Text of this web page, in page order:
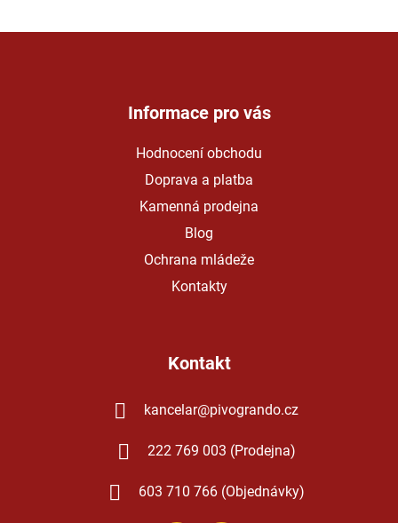
Informace pro vás
Hodnocení obchodu
Doprava a platba
Kamenná prodejna
Blog
Ochrana mládeže
Kontakty
Kontakt
kancelar@pivogrando.cz
222 769 003 (Prodejna)
603 710 766 (Objednávky)